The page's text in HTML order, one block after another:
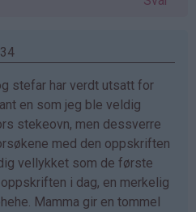
stefar har verdt utsatt for
en som jeg ble veldig
stekeovn, men dessverre
med den oppskriften
vellykket som de første
i dag, en merkelig
Mamma gir en tommel